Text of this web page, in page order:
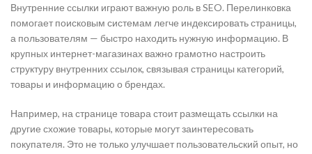
Внутренние ссылки играют важную роль в SEO. Перелинковка
помогает поисковым системам легче индексировать страницы,
а пользователям — быстро находить нужную информацию. В
крупных интернет-магазинах важно грамотно настроить
структуру внутренних ссылок, связывая страницы категорий,
товары и информацию о брендах.
Например, на странице товара стоит размещать ссылки на
другие схожие товары, которые могут заинтересовать
покупателя. Это не только улучшает пользовательский опыт, но